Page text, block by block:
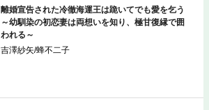
離婚宣告された冷徹海運王は跪いてでも愛を乞う
～幼馴染の初恋妻は両想いを知り、極甘復縁で囲
われる～
吉澤紗矢/蜂不二子